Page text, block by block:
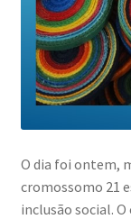
O dia foi ontem,
cromossomo 21
inclusão social.